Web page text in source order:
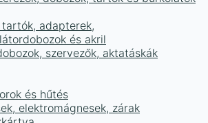
tartók, adapterek,
és akril
szervezők, aktatáskák
és hűtés
elektromágnesek, zárak